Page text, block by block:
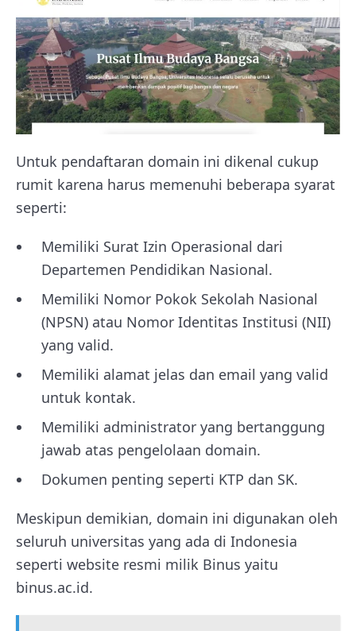
Untuk pendaftaran domain ini dikenal cukup
rumit karena harus memenuhi beberapa syarat
seperti:
Memiliki Surat Izin Operasional dari
Departemen Pendidikan Nasional.
Memiliki Nomor Pokok Sekolah Nasional
(NPSN) atau Nomor Identitas Institusi (NII)
yang valid.
Memiliki alamat jelas dan email yang valid
untuk kontak.
Memiliki administrator yang bertanggung
jawab atas pengelolaan domain.
Dokumen penting seperti KTP dan SK.
Meskipun demikian, domain ini digunakan oleh
seluruh universitas yang ada di Indonesia
seperti website resmi milik Binus yaitu
binus.ac.id.